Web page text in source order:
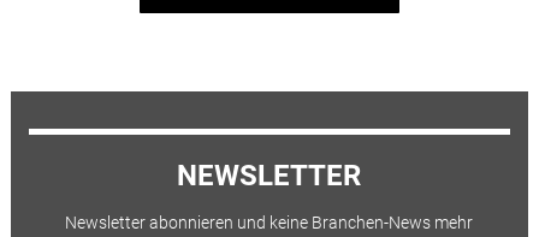
NEWSLETTER
Newsletter abonnieren und keine Branchen-News mehr